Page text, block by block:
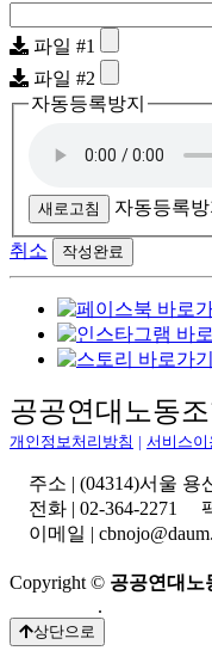
파일 #1
파일 #2
자동등록방지
새로고침 자동등록
취소
공공연대노동
개인정보처리방침 | 서비스이
주소 | (04314)서울 용
전화 | 02-364-2271
이메일 |
Copyright © 공공연대노
.
상단으로